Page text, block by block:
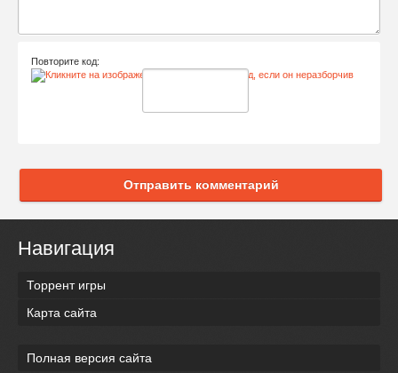
Повторите код:
Отправить комментарий
Навигация
Торрент игры
Карта сайта
Полная версия сайта